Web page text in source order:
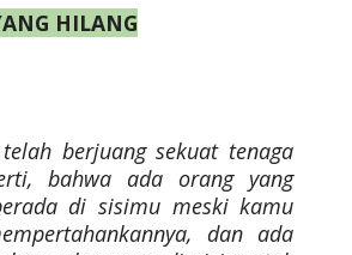
HILANG
berjuang sekuat tenaga
bahwa ada orang yang
di sisimu meski kamu
dan ada